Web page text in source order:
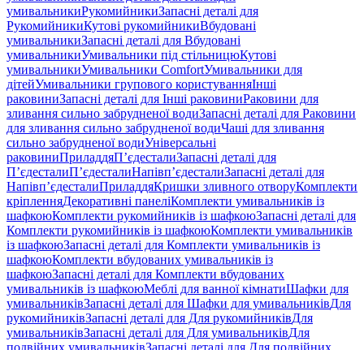
умивальникиРукомийникиЗапасні деталі для
РукомийникиКутові рукомийникиВбудовані
умивальникиЗапасні деталі для Вбудовані
умивальникиУмивальники під стільницюКутові
умивальникиУмивальники ComfortУмивальники для
дітейУмивальники групового користуванняІнші
раковиниЗапасні деталі для Інші раковиниРаковини для
зливання сильно забрудненої водиЗапасні деталі для Раковини
для зливання сильно забрудненої водиЧаші для зливання
сильно забрудненої водиУніверсальні
раковиниПриладдяП’єдесталиЗапасні деталі для
П’єдесталиП’єдесталиНапівп’єдесталиЗапасні деталі для
Напівп’єдесталиПриладдяКришки зливного отворуКомплекти
кріпленняДекоративні панеліКомплекти умивальників із
шафкоюКомплекти рукомийників із шафкоюЗапасні деталі для
Комплекти рукомийників із шафкоюКомплекти умивальників
із шафкоюЗапасні деталі для Комплекти умивальників із
шафкоюКомплекти вбудованих умивальників із
шафкоюЗапасні деталі для Комплекти вбудованих
умивальників із шафкоюМеблі для ванної кімнатиШафки для
умивальниківЗапасні деталі для Шафки для умивальниківДля
рукомийниківЗапасні деталі для Для рукомийниківДля
умивальниківЗапасні деталі для Для умивальниківДля
подвійних умивальниківЗапасні деталі для Для подвійних